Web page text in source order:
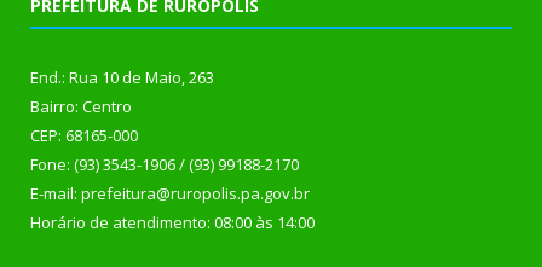
PREFEITURA DE RURÓPOLIS
End.: Rua 10 de Maio, 263
Bairro: Centro
CEP: 68165-000
Fone: (93) 3543-1906 / (93) 99188-2170
E-mail: prefeitura@ruropolis.pa.gov.br
Horário de atendimento: 08:00 às 14:00